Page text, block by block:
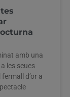
amb una
les seues
d’or a